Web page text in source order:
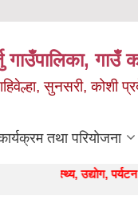
गाउँपालिका, गाउँ
सुनसरी, कोशी
तथा परियोजना
स्वास्थ्य, उद्याेग, पर्यटन,